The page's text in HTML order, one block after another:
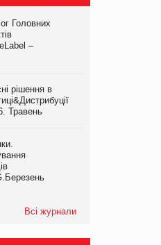
Головних
–
рішення в
Травень
Всі журнали